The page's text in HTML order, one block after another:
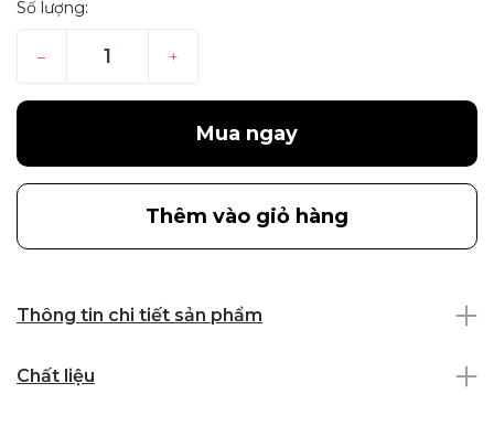
Số lượng:
– +
Mua ngay
Thêm vào giỏ hàng
Thông tin chi tiết sản phẩm
Chất liệu